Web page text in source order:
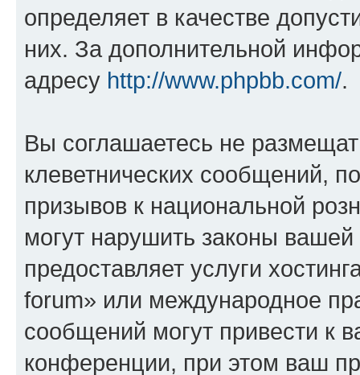
определяет в качестве
них. За дополнительной
адресу http://www.phpbb.com/.
Вы соглашаетесь не
клеветнических сообщений,
призывов к национальной
могут нарушить законы
предоставляет услуги
forum» или международное
сообщений могут привести к
конференции, при этом ваш